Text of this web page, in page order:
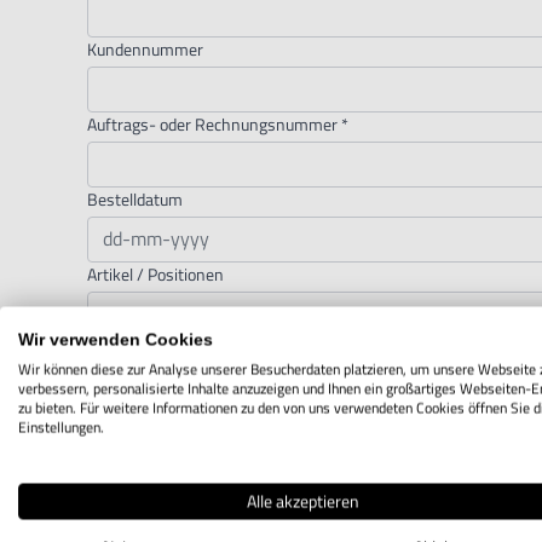
Kundennummer
Auftrags- oder Rechnungsnummer*
Bestelldatum
Artikel / Positionen
Nachricht
Hiermit widerrufe ich den von mir abgeschlossenen Vertrag.
Wir verwenden Cookies
Wir können diese zur Analyse unserer Besucherdaten platzieren, um unsere Webseite
verbessern, personalisierte Inhalte anzuzeigen und Ihnen ein großartiges Webseiten-
zu bieten. Für weitere Informationen zu den von uns verwendeten Cookies öffnen Sie
Einstellungen.
Alle akzeptieren